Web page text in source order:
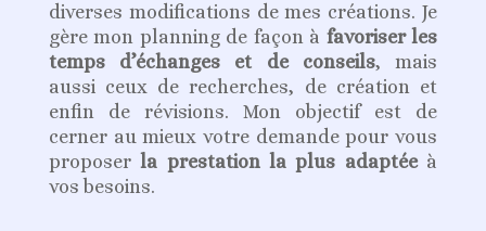
diverses modifications de mes créations. Je
gère mon planning de façon à favoriser les
temps d’échanges et de conseils, mais
aussi ceux de recherches, de création et
enfin de révisions. Mon objectif est de
cerner au mieux votre demande pour vous
proposerla prestation la plus adaptéeà
vos besoins.